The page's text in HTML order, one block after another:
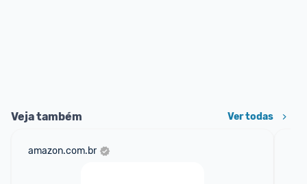
Veja também Ver todas
amazon.com.br